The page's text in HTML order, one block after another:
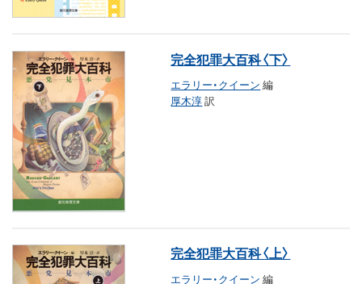
完全犯罪大百科〈下〉
エラリー・クイーン 編
厚木淳訳
完全犯罪大百科〈上〉
エラリー・クイーン 編